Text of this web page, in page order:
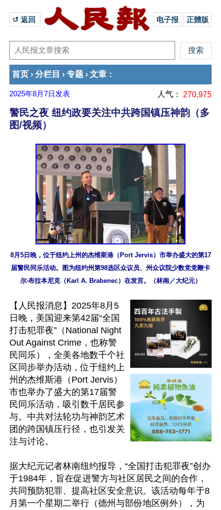
↺ 返回 电子报 正體版
首页 › 分栏目 › 专题 › 文章 ：
2025年8月7日 发表 人气： 270,975
警民之夜 纽约政要关注中共跨国镇压神韵（多
图/视频）
8月5日晚，位于纽约上州的杰维斯港（Port Jervis）市举办盛大的第17
届警民同乐活动。图为纽约州第98选区众议员、州众议院少数党党鞭卡
尔‧布拉本尼克（Karl A. Brabenec）在发言。（林南／大纪元）
【人民报消息】2025年8月5
日晚，美国迎来第42届“全国
打击犯罪夜”（National Night
Out Against Crime，也称警
民同乐），全美各地数千个社
区同步举办活动，位于纽约上
州的杰维斯港（Port Jervis）
市也举办了盛大的第17届警
民同乐活动，吸引数千居民参
与。中共对法轮功与神韵艺术
团的跨国镇压行径，也引发关
注与讨论。
据大纪元记者林南纽约报导，“全国打击犯罪夜”创办
于1984年，旨在促进警方与社区居民之间的合作，
共同预防犯罪、提高社区安全意识。该活动每年于8
月第一个星期二举行（德州与部份地区例外），为